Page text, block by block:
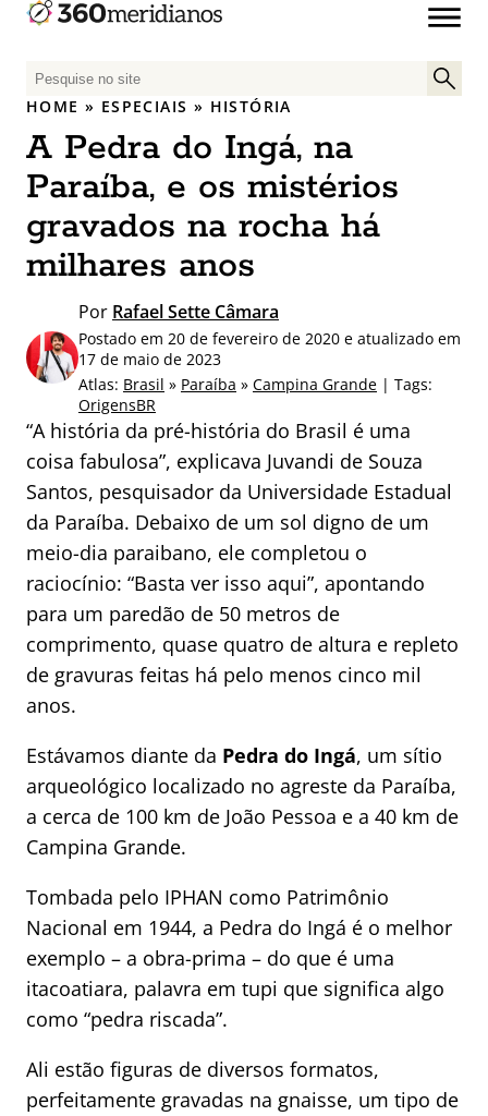
P
e
q
u
i
s
a
r
o
r
HOME » ESPECIAIS » HISTÓRIA
A Pedra do Ingá, na
Paraíba, e os mistérios
gravados na rocha há
milhares anos
Por Rafael Sette Câmara
Postado em 20 de fevereiro de 2020 e atualizado em
17 de maio de 2023
Atlas: Brasil » Paraíba » Campina Grande | Tags:
OrigensBR
“A história da pré-história do Brasil é uma
coisa fabulosa”, explicava Juvandi de Souza
Santos, pesquisador da Universidade Estadual
da Paraíba. Debaixo de um sol digno de um
meio-dia paraibano, ele completou o
raciocínio: “Basta ver isso aqui”, apontando
para um paredão de 50 metros de
comprimento, quase quatro de altura e repleto
de gravuras feitas há pelo menos cinco mil
anos.
Estávamos diante da Pedra do Ingá, um sítio
arqueológico localizado no agreste da Paraíba,
a cerca de 100 km de João Pessoa e a 40 km de
Campina Grande.
Tombada pelo IPHAN como Patrimônio
Nacional em 1944, a Pedra do Ingá é o melhor
exemplo – a obra-prima – do que é uma
itacoatiara, palavra em tupi que significa algo
como “pedra riscada”.
Ali estão figuras de diversos formatos,
perfeitamente gravadas na gnaisse, um tipo de